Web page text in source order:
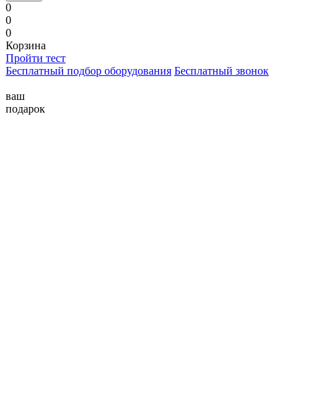
0
0
0
Корзина
Пройти тест
Бесплатный подбор оборудования Бесплатный звонок
ваш
подарок